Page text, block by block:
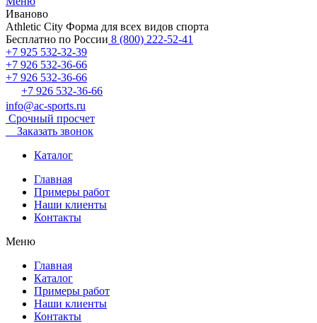
Иваново
Athletic City Форма для всех видов спорта
Бесплатно по России 8 (800) 222-52-41
+7 925 532-32-39
+7 926 532-36-66
+7 926 532-36-66
+7 926 532-36-66
info@ac-sports.ru
Срочный просчет
Заказать звонок
Каталог
Главная
Примеры работ
Наши клиенты
Контакты
Меню
Главная
Каталог
Примеры работ
Наши клиенты
Контакты